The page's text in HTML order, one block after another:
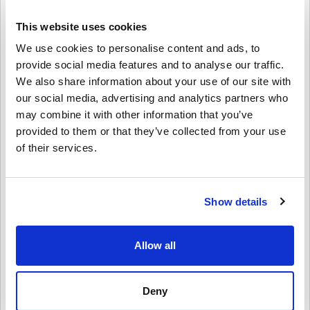
This website uses cookies
We use cookies to personalise content and ads, to
provide social media features and to analyse our traffic.
We also share information about your use of our site with
our social media, advertising and analytics partners who
may combine it with other information that you’ve
provided to them or that they’ve collected from your use
of their services.
Show details
Allow all
Deny
Perfekt som gave
Vil du overraske en ven eller et familiemedlem?
Vælg blot beløbet, personalisér det med et design og en besked, og
send Xbox-gavekortet via e-mail eller print det ud. Det er en hurtig,
fleksibel og betænksom gave – perfekt til fødselsdage, højtider
eller bare fordi.
1. Log ind på din Microsoft/Xbox-konto
3. Vælg “Indløs kode” og indtast den 25-tegnede kode
EUR EU i dag!
Uanset om du shopper et nyt spil, fornyer Game Pass eller køber
EUR EU digitale nøgle nu fra Livecards.net og begynd at nyde alt,